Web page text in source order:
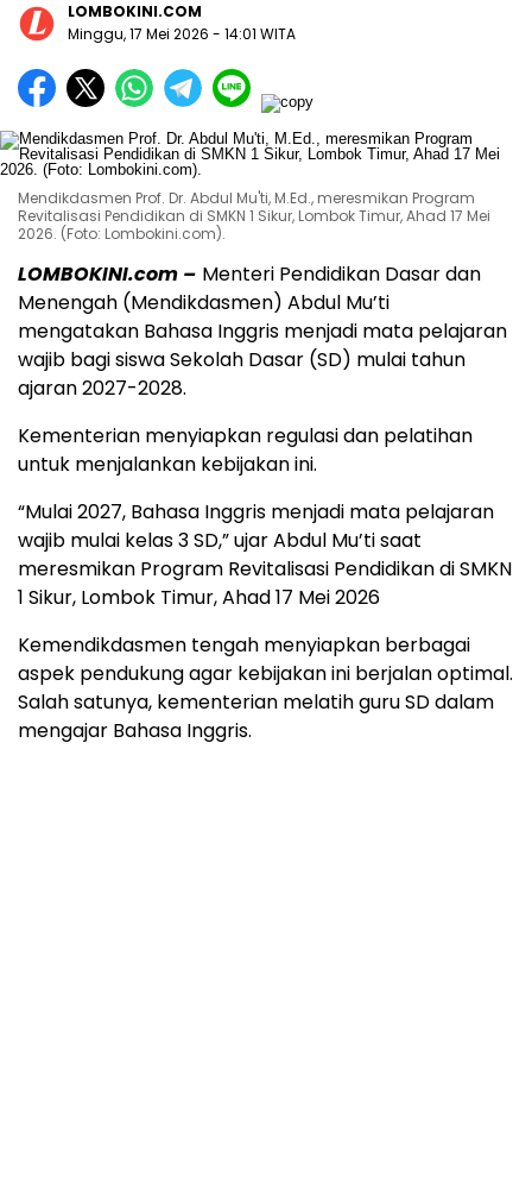
LOMBOKINI.COM
Minggu, 17 Mei 2026 - 14:01 WITA
Mendikdasmen Prof. Dr. Abdul Mu'ti, M.Ed., meresmikan Program
Revitalisasi Pendidikan di SMKN 1 Sikur, Lombok Timur, Ahad 17 Mei
2026. (Foto: Lombokini.com).
LOMBOKINI.com – Menteri Pendidikan Dasar dan
Menengah (Mendikdasmen) Abdul Mu’ti
mengatakan Bahasa Inggris menjadi mata pelajaran
wajib bagi siswa Sekolah Dasar (SD) mulai tahun
ajaran 2027-2028.
Kementerian menyiapkan regulasi dan pelatihan
untuk menjalankan kebijakan ini.
“Mulai 2027, Bahasa Inggris menjadi mata pelajaran
wajib mulai kelas 3 SD,” ujar Abdul Mu’ti saat
meresmikan Program Revitalisasi Pendidikan di SMKN
1 Sikur, Lombok Timur, Ahad 17 Mei 2026
Kemendikdasmen tengah menyiapkan berbagai
aspek pendukung agar kebijakan ini berjalan optimal.
Salah satunya, kementerian melatih guru SD dalam
mengajar Bahasa Inggris.